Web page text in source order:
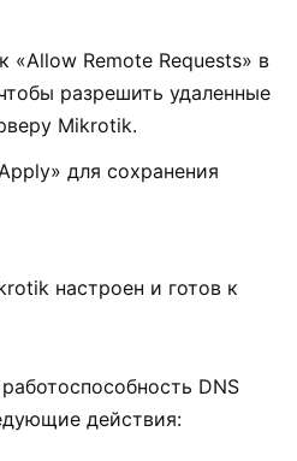
«Allow Remote Requests» в
разрешить удаленные
Mikrotik.
для сохранения
настроен и готов к
DNS
действия: